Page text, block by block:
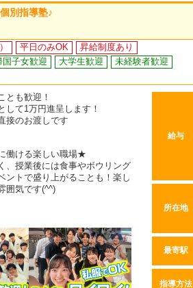
別指導塾♪
平日のみOK
昇給制度あり
国子女歓迎 大学生歓迎
未経験者歓迎
とも歓迎！
して1万円進呈します！
接のお渡しです
働ける楽しい職場★
、授業後には食事やボウリング
ントで盛り上がることも！楽し
囲気です(^^)
給与
所在地
最寄駅
指導方法